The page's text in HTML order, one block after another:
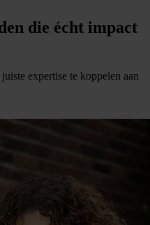
die écht impact
expertise te koppelen aan